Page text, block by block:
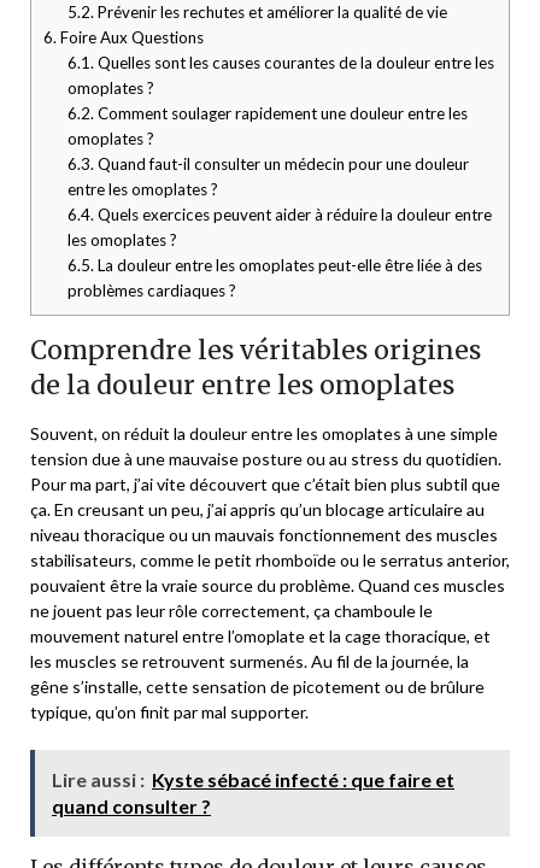
5.2. Prévenir les rechutes et améliorer la qualité de vie
6. Foire Aux Questions
6.1. Quelles sont les causes courantes de la douleur entre les
omoplates ?
6.2. Comment soulager rapidement une douleur entre les
omoplates ?
6.3. Quand faut-il consulter un médecin pour une douleur
entre les omoplates ?
6.4. Quels exercices peuvent aider à réduire la douleur entre
les omoplates ?
6.5. La douleur entre les omoplates peut-elle être liée à des
problèmes cardiaques ?
Comprendre les véritables origines
de la douleur entre les omoplates
Souvent, on réduit la douleur entre les omoplates à une simple
tension due à une mauvaise posture ou au stress du quotidien.
Pour ma part, j’ai vite découvert que c’était bien plus subtil que
ça. En creusant un peu, j’ai appris qu’un blocage articulaire au
niveau thoracique ou un mauvais fonctionnement des muscles
stabilisateurs, comme le petit rhomboïde ou le serratus anterior,
pouvaient être la vraie source du problème. Quand ces muscles
ne jouent pas leur rôle correctement, ça chamboule le
mouvement naturel entre l’omoplate et la cage thoracique, et
les muscles se retrouvent surmenés. Au fil de la journée, la
gêne s’installe, cette sensation de picotement ou de brûlure
typique, qu’on finit par mal supporter.
Lire aussi : Kyste sébacé infecté : que faire et
quand consulter ?